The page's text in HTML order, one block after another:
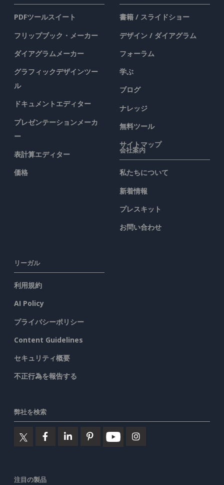
PDFツールスイート
フリップブック・メーカー
ダイアグラムメーカー
グラフィックデザインツー
ル
ドキュメントエディター
プレゼンテーションメーカ
ー
表計算エディター
価格
書籍 / スライドショー
デザイン / ダイアグラム
フォーラム
学ぶ
ブログ
ナレッジ
無料ツール
サイトマップ
会社案内
私たちについて
新着情報
プレスキット
お問い合わせ
リーガル
利用規約
AI Policy
プライバシーポリシー
Content Guidelines
セキュリティ概要
不正行為を報告する
弊社を検索
注目の製品